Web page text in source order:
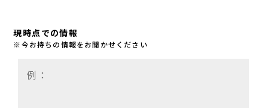
現時点での情報
※今お持ちの情報をお聞かせください